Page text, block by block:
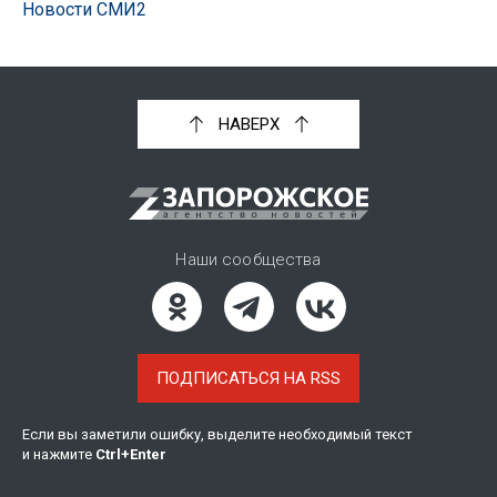
Новости СМИ2
НАВЕРХ
Наши сообщества
ПОДПИСАТЬСЯ НА RSS
Если вы заметили ошибку, выделите необходимый текст
и нажмите Ctrl +Enter